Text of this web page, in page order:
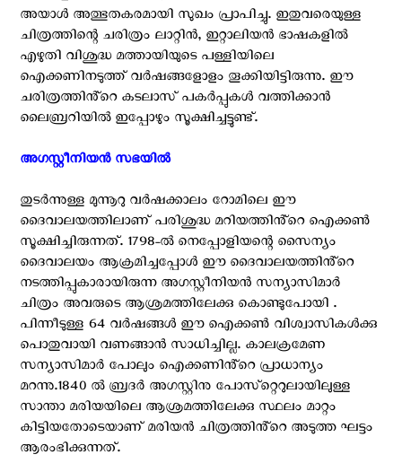
അയാൾ അത്ഭുതകരമായി സുഖം പ്രാപിച്ചു. ഇതുവരെയുള്ള
ചിത്രത്തിന്റെ ചരിത്രം ലാറ്റിൻ, ഇറ്റാലിയൻ ഭാഷകളിൽ
എഴുതി വിശുദ്ധ മത്തായിയുടെ പള്ളിയിലെ
ഐക്കണിനടുത്ത് വർഷങ്ങളോളം തൂക്കിയിട്ടിരുന്നു. ഈ
ചരിത്രത്തിൻ്റെ കടലാസ് പകർപ്പുകൾ വത്തിക്കാൻ
ലൈബ്രറിയിൽ ഇപ്പോഴും സൂക്ഷിച്ചട്ടുണ്ട്.
അഗസ്റ്റീനിയൻ സഭയിൽ ‍
തുടർന്നുള്ള മുന്നൂറു വർഷക്കാലം റോമിലെ ഈ
ദൈവാലയത്തിലാണ് പരിശുദ്ധ മറിയത്തിൻ്റെ ഐക്കൺ
സൂക്ഷിച്ചിരുന്നത്. 1798-ൽ നെപ്പോളിയന്റെ സൈന്യം
ദൈവാലയം ആക്രമിച്ചപ്പോൾ ഈ ദൈവാലയത്തിൻ്റെ
നടത്തിപ്പുകാരായിരുന്ന അഗസ്റ്റീനിയൻ സന്യാസിമാർ
ചിത്രം അവരുടെ ആശ്രമത്തിലേക്കു കൊണ്ടുപോയി .
പിന്നീടുള്ള 64 വർഷങ്ങൾ ഈ ഐക്കൺ വിശ്വാസികൾക്കു
പൊതുവായി വണങ്ങാൻ സാധിച്ചില്ല. കാലക്രമേണ
സന്യാസിമാർ പോലും ഐക്കണിൻ്റെ പ്രാധാന്യം
മറന്നു.1840 ൽ ബ്രദർ അഗസ്റ്റിനു പോസ്‌റ്റെറുലായിലുള്ള
സാന്താ മരിയയിലെ ആശ്രമത്തിലേക്കു സ്ഥലം മാറ്റം
കിട്ടിയതോടെയാണ് മരിയൻ ചിത്രത്തിൻ്റെ അടുത്ത ഘട്ടം
ആരംഭിക്കുന്നത്.